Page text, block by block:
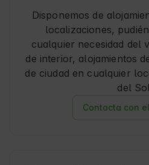
Disponemos de
localizaciones,
cualquier necesidad del
de interior, alojamientos
de ciudad en cualquier
del
Contacta con